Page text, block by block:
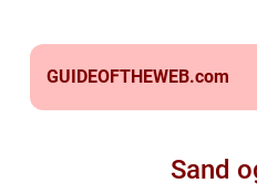
GUIDEOFTHEWEB.com
Sand